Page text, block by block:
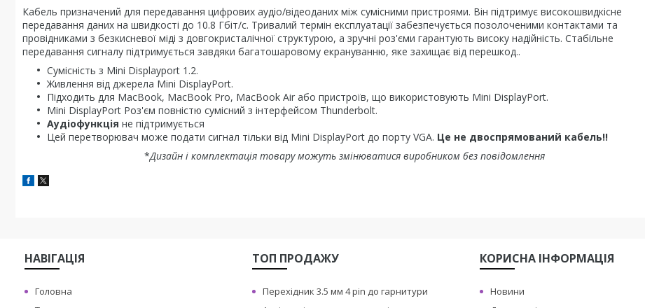
Кабель призначений для передавання цифрових аудіо/відеоданих між сумісними пристроями. Він підтримує високошвидкісне
передавання даних на швидкості до 10.8 Гбіт/с. Тривалий термін експлуатації забезпечується позолоченими контактами та
провідниками з безкисневої міді з довгокристалічної структурою, а зручні роз'єми гарантують високу надійність. Стабільне
передавання сигналу підтримується завдяки багатошаровому екрануванню, яке захищає від перешкод..
Сумісність з Mini Displayport 1.2.
Живлення від джерела Mini DisplayPort.
Підходить для MacBook, MacBook Pro, MacBook Air або пристроїв, що використовують Mini DisplayPort.
Mini DisplayPort Роз'єм повністю сумісний з інтерфейсом Thunderbolt.
Аудіофункція не підтримується
Цей перетворювач може подати сигнал тільки від Mini DisplayPort до порту VGA. Це не двоспрямований кабель!!
*Дизайн і комплектація товару можуть змінюватися виробником без повідомлення
НАВIГАЦIЯ
Головна
ТОП ПРОДАЖУ
Перехiдник 3.5 мм 4 pin до гарнитури
КОРИСНА IНФОРМАЦIЯ
Новини